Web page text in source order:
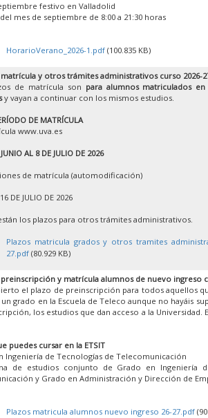
festivo en Valladolid
mes de septiembre de 8:00 a 21:30 horas
HorarioVerano_2026-1.pdf (100.835 KB)
matrícula y otros trámites administrativos curso 2026-
de matrícula son para alumnos matriculados
y vayan a continuar con los mismos estudios.
DE MATRÍCULA
www.uva.es
AL 8 DE JULIO DE 2026
de matrícula (automodificación)
DE JULIO DE 2026
los plazos para otros trámites administrativos.
Plazos matricula grados y otros tramites
27.pdf (80.929 KB)
preinscripción y matrícula alumnos de nuevo ingreso
el plazo de preinscripción para todos aquellos
grado en la Escuela de Teleco aunque no hayáis
los estudios que dan acceso a la Universidad.
puedes cursar en la ETSIT
Ingeniería de Tecnologías de Telecomunicación
de estudios conjunto de Grado en Ingeniería
y Grado en Administración y Dirección de
Plazos matricula alumnos nuevo ingreso 26-27.pdf